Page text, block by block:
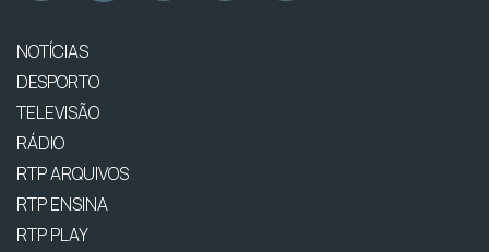
NOTÍCIAS
DESPORTO
TELEVISÃO
RÁDIO
RTP ARQUIVOS
RTP ENSINA
RTP PLAY